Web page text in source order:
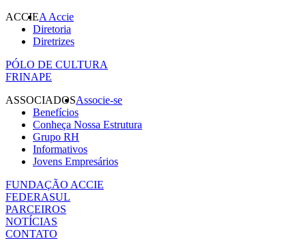
ACCIEA Accie
Diretoria
Diretrizes
PÓLO DE CULTURA
FRINAPE
ASSOCIADOSAssocie-se
Benefícios
Conheça Nossa Estrutura
Grupo RH
Informativos
Jovens Empresários
FUNDAÇÃO ACCIE
FEDERASUL
PARCEIROS
NOTÍCIAS
CONTATO